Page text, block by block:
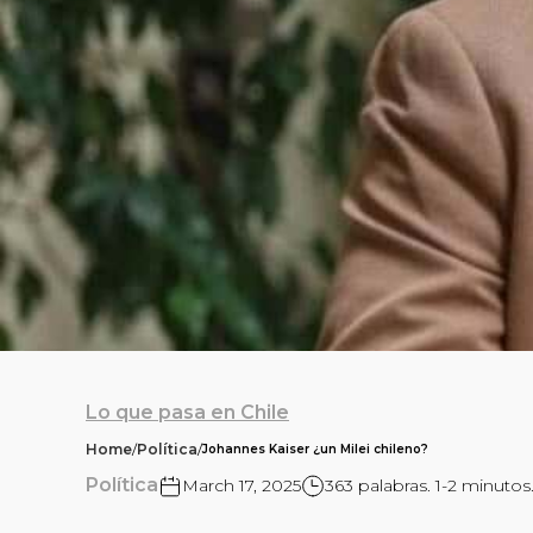
Lo que pasa en Chile
Home/Política/Johannes Kaiser ¿un Milei chileno?
Política March 17, 2025 363 palabras. 1-2 minutos.